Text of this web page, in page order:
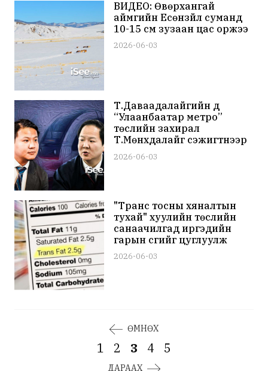
ВИДЕО: Өвөрхангай
аймгийн Есөнзүйл суманд
10-15 см зузаан цас оржээ
2026-06-03
Т.Даваадалайгийн дүү
“Улаанбаатар метро”
төслийн захирал
Т.Мөнхдалайг сэжигтнээр
48 цаг саатуулжээ
2026-06-03
"Транс тосны хяналтын
тухай" хуулийн төслийн
санаачилгад иргэдийн
гарын үсгийг цуглуулж
эхэллээ
2026-06-03
ӨМНӨХ
1 2 3 4 5
ДАРААХ